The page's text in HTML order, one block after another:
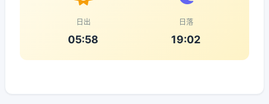
日出
05:58
日落
19:02